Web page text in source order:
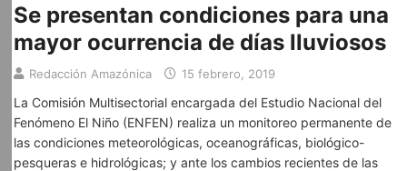
Se presentan condiciones para una
mayor ocurrencia de días lluviosos
Redacción Amazónica 15 febrero, 2019
La Comisión Multisectorial encargada del Estudio Nacional del
Fenómeno El Niño (ENFEN) realiza un monitoreo permanente de
las condiciones meteorológicas, oceanográficas, biológico-
pesqueras e hidrológicas; y ante los cambios recientes de las